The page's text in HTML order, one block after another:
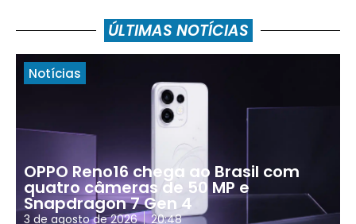
ÚLTIMAS NOTÍCIAS
Notícias
OPPO Reno16 chega ao Brasil com
quatro câmeras de 50 MP e
Snapdragon 7 Gen 4
3 de agosto de 2026 20:48